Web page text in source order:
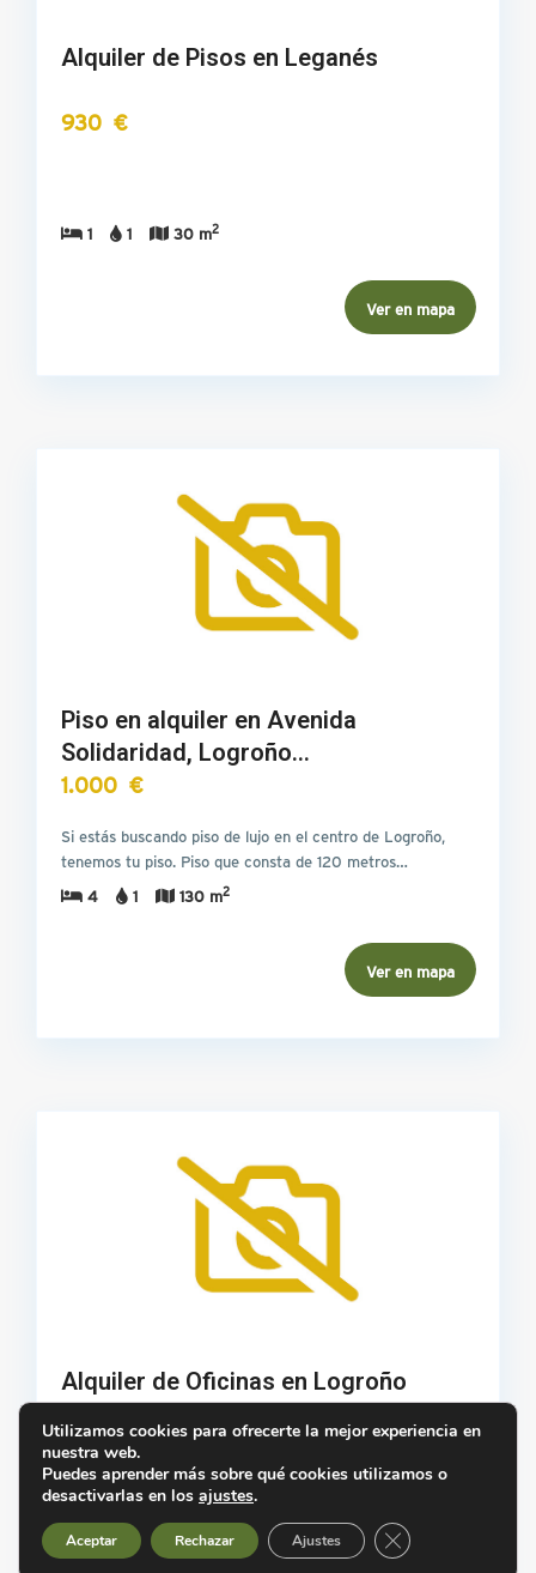
Alquiler de Pisos en Leganés
930 €
1 1 30 m2
Ver en mapa
Piso en alquiler en Avenida
Solidaridad, Logroño…
1.000 €
Si estás buscando piso de lujo en el centro de Logroño,
tenemos tu piso. Piso que consta de 120 metros…
4
1 130 m2
Ver en mapa
Alquiler de Oficinas en Logroño
880 €
BONITA OFICINA DE 106M². EN VARA DE REY En pleno
centro de La ciudad. Exterior con 4 despachos, recibidor,
aseo…108 m 2
Ver listado Ver mapa
Utilizamos cookies para ofrecerte la mejor experiencia en
nuestra web.
Puedes aprender más sobre qué cookies utilizamos o
desactivarlas en los ajustes.
Aceptar Rechazar Ajustes Cerrar el banner